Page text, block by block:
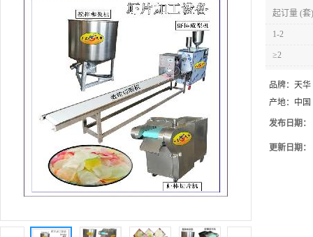
起订量 (套)
1-2
≥2
品牌： 天华
产地： 中国
发布日期：
更新日期：